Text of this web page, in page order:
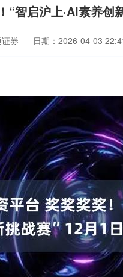
智启沪上·AI素养创
券 日期：2026-04-03